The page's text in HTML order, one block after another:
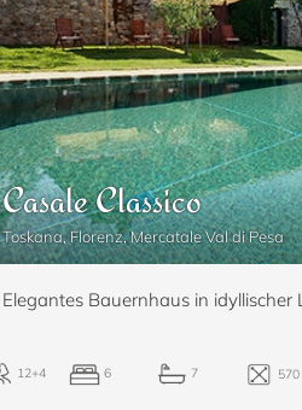
Casale Classico
Toskana, Florenz, Mercatale Val di Pesa
Elegantes Bauernhaus in idyllischer